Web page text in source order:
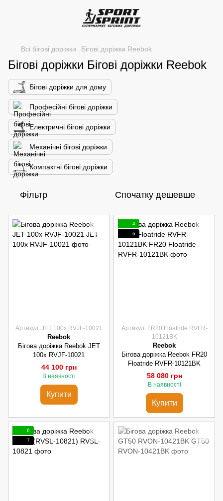
Всі бігові доріжки Бігові доріжки Reebok
Бігові доріжки Бігові доріжки Reebok
Бігові доріжки для дому
Професійні бігові доріжки
Електричні бігові доріжки
Механічні бігові доріжки
Компактні бігові доріжки
Фільтр Спочатку дешевше
Артикул: JET 100x RVJF-10021
Reebok
Бігова доріжка Reebok JET
100x RVJF-10021
44 100 грн
В наявності
Купити
4
6
Артикул: FR20 Floatride RVFR-
10121BK
Reebok
Бігова доріжка Reebok FR20
Floatride RVFR-10121BK
58 080 грн
В наявності
Купити
6
7